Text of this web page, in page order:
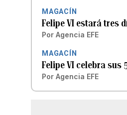
MAGACÍN
Felipe VI estará tres
Por Agencia EFE
MAGACÍN
Felipe VI celebra sus
Por Agencia EFE